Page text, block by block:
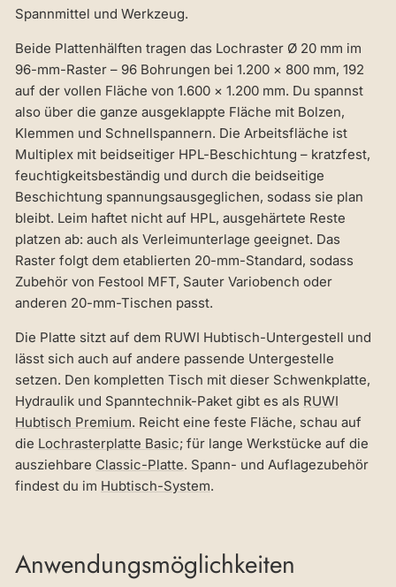
Spannmittel und Werkzeug.
Beide Plattenhälften tragen das Lochraster Ø 20 mm im
96-mm-Raster – 96 Bohrungen bei 1.200 × 800 mm, 192
auf der vollen Fläche von 1.600 × 1.200 mm. Du spannst
also über die ganze ausgeklappte Fläche mit Bolzen,
Klemmen und Schnellspannern. Die Arbeitsfläche ist
Multiplex mit beidseitiger HPL-Beschichtung – kratzfest,
feuchtigkeitsbeständig und durch die beidseitige
Beschichtung spannungsausgeglichen, sodass sie plan
bleibt. Leim haftet nicht auf HPL, ausgehärtete Reste
platzen ab: auch als Verleimunterlage geeignet. Das
Raster folgt dem etablierten 20-mm-Standard, sodass
Zubehör von Festool MFT, Sauter Variobench oder
anderen 20-mm-Tischen passt.
Die Platte sitzt auf dem RUWI Hubtisch-Untergestell und
lässt sich auch auf andere passende Untergestelle
setzen. Den kompletten Tisch mit dieser Schwenkplatte,
Hydraulik und Spanntechnik-Paket gibt es als RUWI
Hubtisch Premium. Reicht eine feste Fläche, schau auf
die Lochrasterplatte Basic; für lange Werkstücke auf die
ausziehbare Classic-Platte. Spann- und Auflagezubehör
findest du im Hubtisch-System.
Anwendungsmöglichkeiten